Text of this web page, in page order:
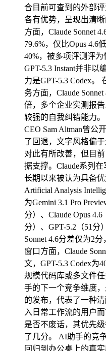
合目前可查到的外部
各有优势，呈现出清
方面，Claude Sonnet
79.6%，仅比Opus 4.6
40%，被多项评测评为
GPT-5.3 Instant并非以
力是GPT-5.3 Codex。
务方面，Claude
倍，多个企业实测报
较强的自我纠错能力
CEO Sam Altman曾公
了回退，文字风格偏
对此有所改善，但目
据支撑。Claude系列
长期以来被认为具备
Artificial Analysis
为Gemini 3.1 Pro
分）、Claude Opus 4.6
分）、GPT-5.2（51分
Sonnet 4.6分差仅为2
窗口方面，Claude
文，GPT-5.3 Codex为
规模代码库或多文件
手的下一个竞争维度
的发布，代表了一种
入日常工作流的用户
是否不废话，其优先
了几分。 AI助手的竞
回归到办公桌上的真